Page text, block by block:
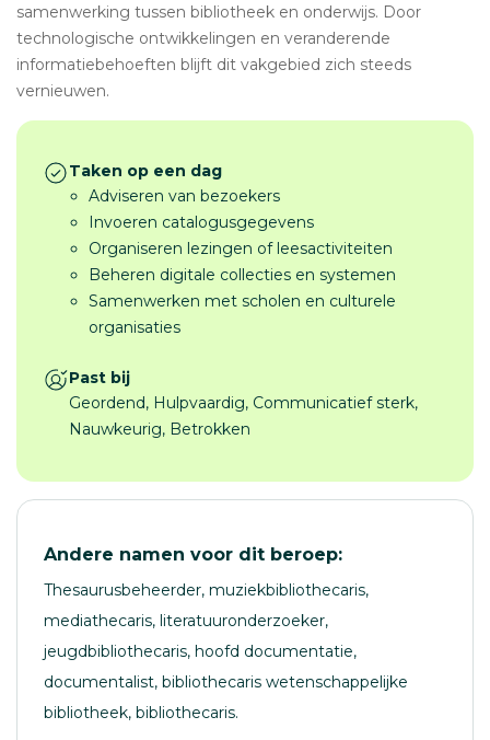
samenwerking tussen bibliotheek en onderwijs. Door
technologische ontwikkelingen en veranderende
informatiebehoeften blijft dit vakgebied zich steeds
vernieuwen.
Taken op een dag
Adviseren van bezoekers
Invoeren catalogusgegevens
Organiseren lezingen of leesactiviteiten
Beheren digitale collecties en systemen
Samenwerken met scholen en culturele
organisaties
Past bij
Geordend, Hulpvaardig, Communicatief sterk,
Nauwkeurig, Betrokken
Andere namen voor dit beroep:
Thesaurusbeheerder, muziekbibliothecaris,
mediathecaris, literatuuronderzoeker,
jeugdbibliothecaris, hoofd documentatie,
documentalist, bibliothecaris wetenschappelijke
bibliotheek, bibliothecaris.